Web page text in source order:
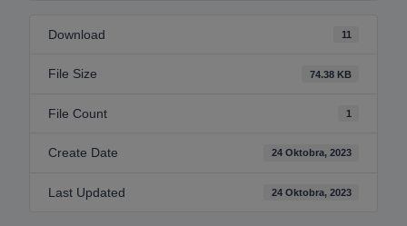
Download 11
File Size 74.38 KB
File Count 1
Create Date 24 Oktobra, 2023
Last Updated 24 Oktobra, 2023